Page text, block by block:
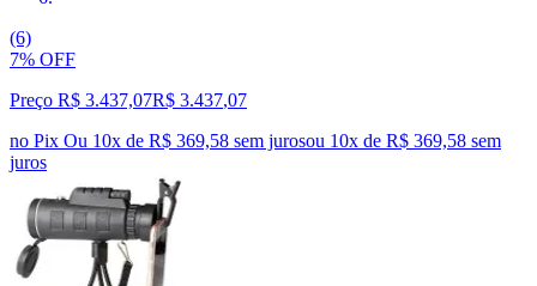
(6)
7% OFF
Preço R$ 3.437,07R$ 3.437,07
no Pix Ou 10x de R$ 369,58 sem jurosou 10x de R$ 369,58 sem
juros